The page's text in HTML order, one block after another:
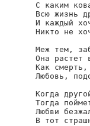
С каким
Всю жизнь
И каждый
Никто не
Меж тем,
Она растет
Как смерть,
Любовь,
Когда
Тогда
Любви